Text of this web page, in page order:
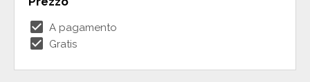
check_box A pagamento
check_box Gratis